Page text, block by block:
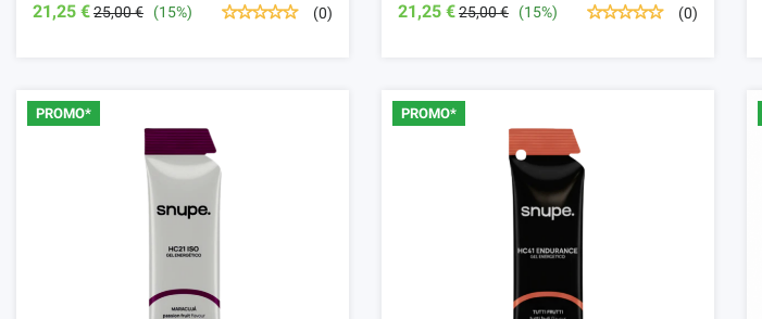
21,25 €25,00 € (15%) (0)
21,25 €25,00 € (15%) (0)
PROMO* PROMO*